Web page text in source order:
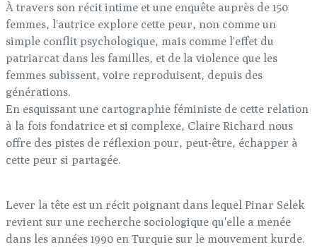
À travers son récit intime et une enquête auprès de 150
femmes, l'autrice explore cette peur, non comme un
simple conflit psychologique, mais comme l'effet du
patriarcat dans les familles, et de la violence que les
femmes subissent, voire reproduisent, depuis des
générations.
En esquissant une cartographie féministe de cette relation
à la fois fondatrice et si complexe, Claire Richard nous
offre des pistes de réflexion pour, peut-être, échapper à
cette peur si partagée.
Lever la tête est un récit poignant dans lequel Pinar Selek
revient sur une recherche sociologique qu'elle a menée
dans les années 1990 en Turquie sur le mouvement kurde.